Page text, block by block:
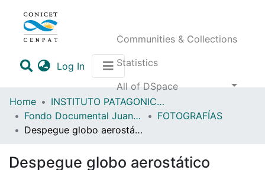
Communities & Collections
Statistics
All of DSpace
Log In(current)
Home
INSTITUTO PATAGONICO DE CIENCIAS SOCIALES Y HUMANAS (IPCSH)
Fondo Documental Juan Moreteau (FDJM)
FOTOGRAFÍAS
Despegue globo aerostático desde gran ciudad
Despegue globo aerostático